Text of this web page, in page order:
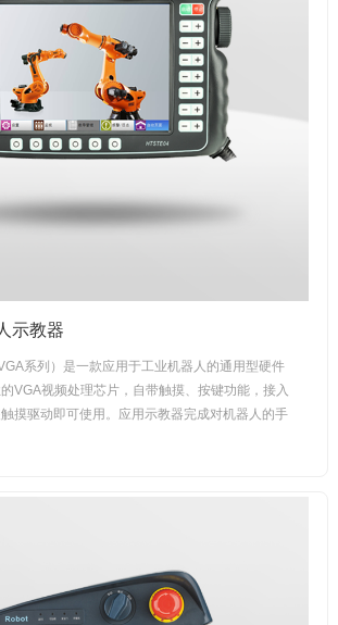
示教器
系列）是一款应用于工业机器人的通用型硬件
VGA视频处理芯片，自带触摸、按键功能，接入
摸驱动即可使用。应用示教器完成对机器人的手
的示教系列产品，国产自主研发，支持灵活示